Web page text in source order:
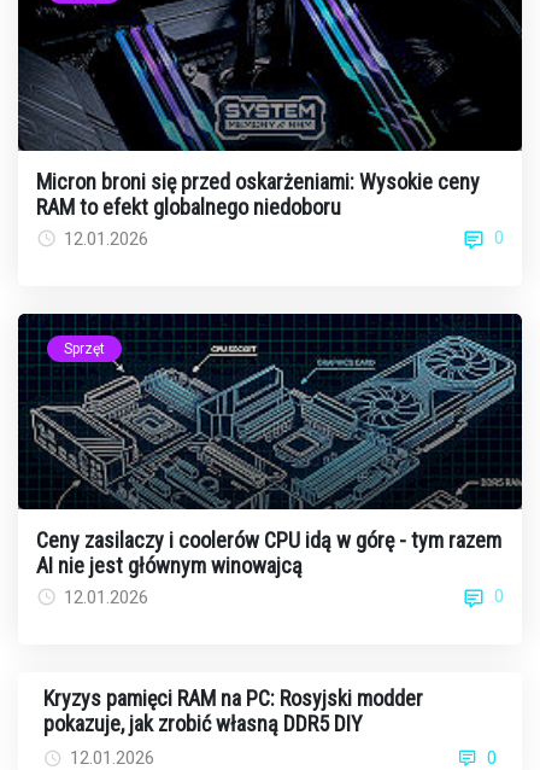
Micron broni się przed oskarżeniami: Wysokie ceny
RAM to efekt globalnego niedoboru
12.01.2026 0
Sprzęt
Ceny zasilaczy i coolerów CPU idą w górę - tym razem
AI nie jest głównym winowajcą
12.01.2026 0
Kryzys pamięci RAM na PC: Rosyjski modder
pokazuje, jak zrobić własną DDR5 DIY
12.01.2026 0